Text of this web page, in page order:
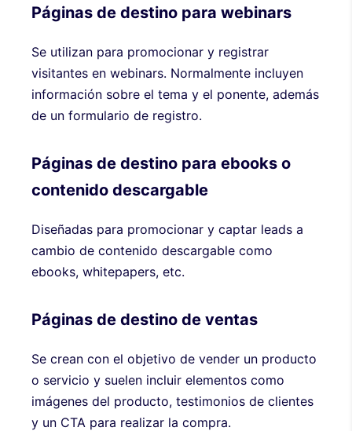
Páginas de destino para webinars
Se utilizan para promocionar y registrar
visitantes en webinars. Normalmente incluyen
información sobre el tema y el ponente, además
de un formulario de registro.
Páginas de destino para ebooks o
contenido descargable
Diseñadas para promocionar y captar leads a
cambio de contenido descargable como
ebooks, whitepapers, etc.
Páginas de destino de ventas
Se crean con el objetivo de vender un producto
o servicio y suelen incluir elementos como
imágenes del producto, testimonios de clientes
y un CTA para realizar la compra.